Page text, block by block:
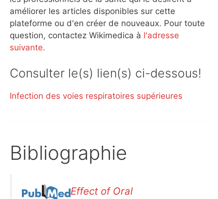
améliorer les articles disponibles sur cette
plateforme ou d'en créer de nouveaux. Pour toute
question, contactez Wikimedica à l'adresse
suivante.
Consulter le(s) lien(s) ci-dessous!
Infection des voies respiratoires supérieures
Bibliographie
Effect of Oral